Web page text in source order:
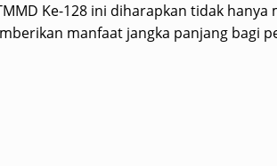
Ke-128 ini diharapkan tidak hanya
manfaat jangka panjang bagi